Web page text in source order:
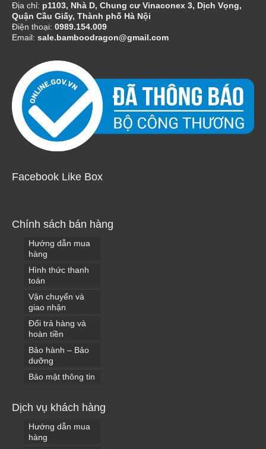
Địa chỉ: p1103, Nhà D, Chung cư Vinaconex 3, Dịch Vọng,
Quận Cầu Giấy, Thành phố Hà Nội
Điện thoại: 0989.154.009
Email: sale.bamboodragon@gmail.com
Facebook Like Box
Chính sách bán hàng
Hướng dẫn mua
hàng
Hình thức thanh
toán
Vận chuyển và
giao nhận
Đổi trả hàng và
hoàn tiền
Bảo hành – Bảo
dưỡng
Bảo mật thông tin
Dịch vụ khách hàng
Hướng dẫn mua
hàng